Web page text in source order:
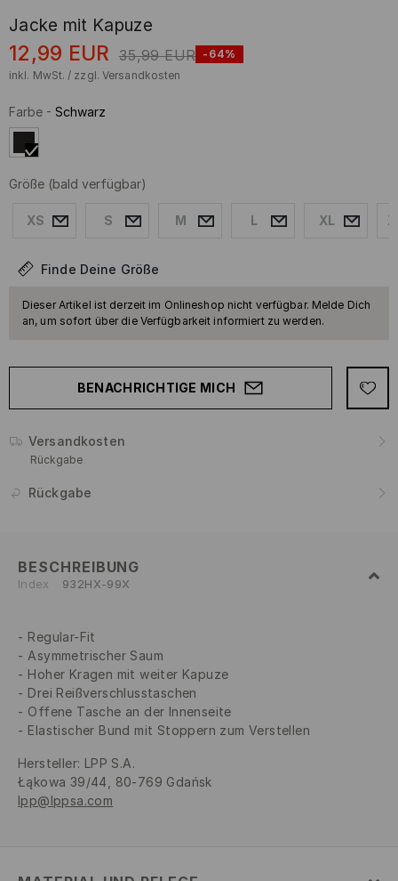
Jacke mit Kapuze
12,99 EUR 35,99 EUR -64%
inkl. MwSt. / zzgl. Versandkosten
Farbe - Schwarz
Größe (bald verfügbar)
XS S M L XL
Finde Deine Größe
Dieser Artikel ist derzeit im Onlineshop nicht verfügbar. Melde Dich
an, um sofort über die Verfügbarkeit informiert zu werden.
BENACHRICHTIGE MICH
Versandkosten
Rückgabe
Rückgabe
BESCHREIBUNG
Index 932HX-99X
Regular-Fit
Asymmetrischer Saum
Hoher Kragen mit weiter Kapuze
Drei Reißverschlusstaschen
Offene Tasche an der Innenseite
Elastischer Bund mit Stoppern zum Verstellen
Hersteller: LPP S.A.
Łąkowa 39/44, 80-769 Gdańsk
lpp@lppsa.com